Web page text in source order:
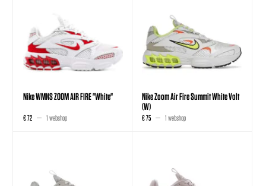
Nike WMNS ZOOM AIR FIRE "White"
€ 72 1 webshop
Nike Zoom Air Fire Summit White Volt
(W)
€ 75 1 webshop